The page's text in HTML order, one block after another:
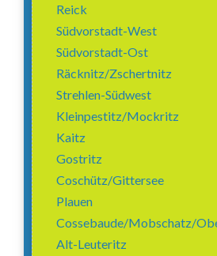
Reick
Südvorstadt-West
Südvorstadt-Ost
Räcknitz/Zschertnitz
Strehlen-Südwest
Kleinpestitz/Mockritz
Kaitz
Gostritz
Coschütz/Gittersee
Plauen
Cossebaude/Mobschatz/
Alt-Leuteritz